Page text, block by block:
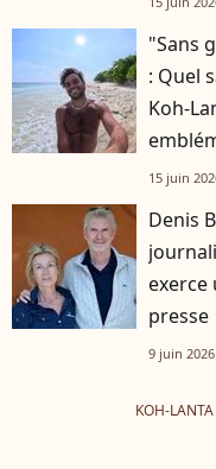
"Sans
: Quel
Koh-
15 juin
Denis
exerce
presse
9 juin 2026
KOH-